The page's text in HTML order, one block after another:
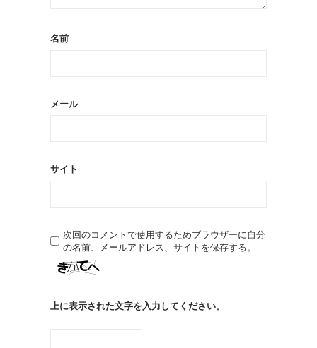
名前
メール
サイト
次回のコメントで使用するためブラウザーに自分
の名前、メールアドレス、サイトを保存する。
上に表示された文字を入力してください。